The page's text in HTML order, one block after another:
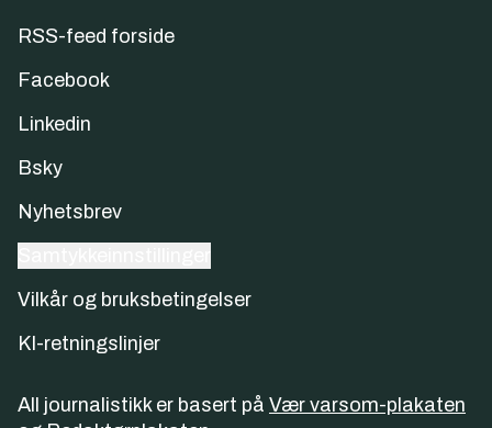
RSS-feed forside
Facebook
Linkedin
Bsky
Nyhetsbrev
Vilkår og bruksbetingelser
KI-retningslinjer
All journalistikk er basert på Vær varsom-plakaten